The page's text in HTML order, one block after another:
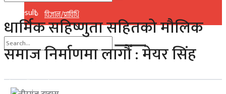
विज्ञान/प्राविधि
No Result
View All Result
No Result
View All Result
धार्मिक सहिष्णुता सहितको मौलिक
समाज निर्माणमा लागौँ : मेयर सिंह